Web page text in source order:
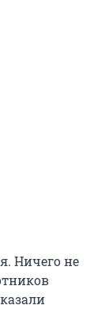
Ничего не